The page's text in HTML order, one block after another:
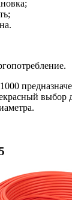
выбор